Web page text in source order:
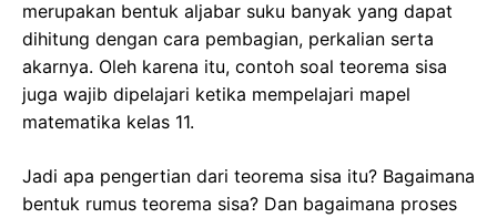
merupakan bentuk aljabar suku banyak yang dapat
dihitung dengan cara pembagian, perkalian serta
akarnya. Oleh karena itu, contoh soal teorema sisa
juga wajib dipelajari ketika mempelajari mapel
matematika kelas 11.
Jadi apa pengertian dari teorema sisa itu? Bagaimana
bentuk rumus teorema sisa? Dan bagaimana proses